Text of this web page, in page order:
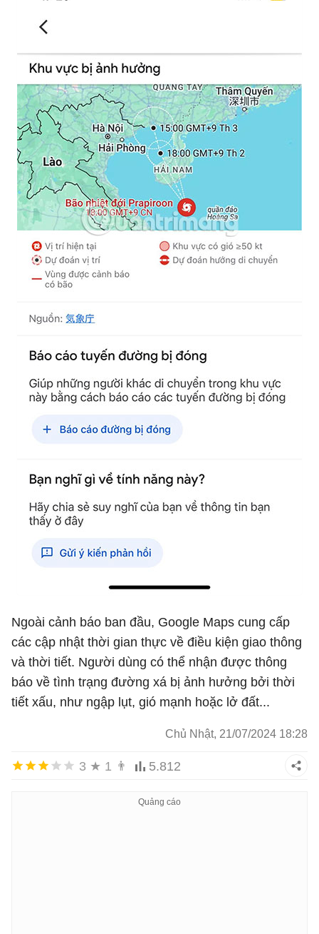
Ngoài cảnh báo ban đầu, Google Maps cung cấp
các cập nhật thời gian thực về điều kiện giao thông
và thời tiết. Người dùng có thể nhận được thông
báo về tình trạng đường xá bị ảnh hưởng bởi thời
tiết xấu, như ngập lụt, gió mạnh hoặc lở đất...
Chủ Nhật, 21/07/2024 18:28
3 ★ 1 👨 5.812